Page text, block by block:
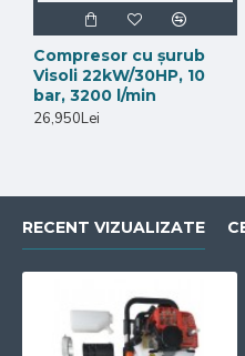
Compresor cu șurub
Visoli 22kW/30HP, 10
bar, 3200 l/min
26,950Lei
RECENT VIZUALIZATE